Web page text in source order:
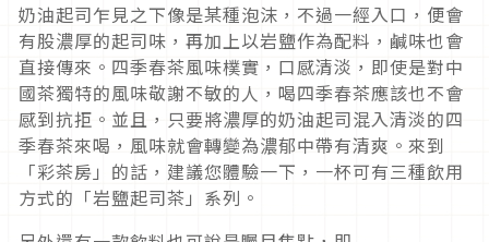
奶油起司乍見之下像是某種泡沫，不過一經入口，便會
有股濃厚的起司味，再加上以岩鹽作為配料，鹹味也會
直接傳來。四季春茶風味樸實，口感清淡，即使是對中
國茶獨特的風味敬謝不敏的人，喝四季春茶應該也不會
感到抗拒。並且，只要將濃厚的奶油起司混入清淡的四
季春茶來喝，風味就會轉變為濃郁中帶有清爽。來到
「彩茶房」的話，建議您體驗一下，一杯可有三種飲用
方式的「岩鹽起司茶」系列。